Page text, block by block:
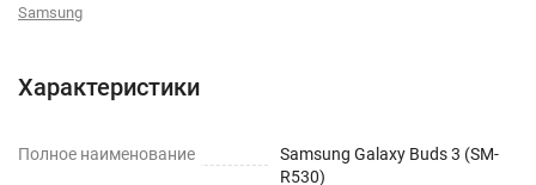
Samsung
Характеристики
Полное наименование
Samsung Galaxy Buds 3 (SM-
R530)